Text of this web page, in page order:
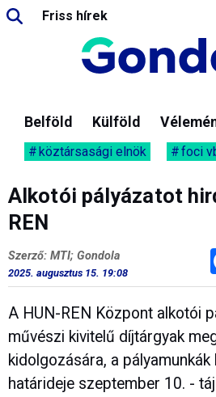
Friss hírek
Belföld Külföld
köztársasági elnök foci
Alkotói pályázatot
REN
Szerző: MTI; Gondola
2025. augusztus 15. 19:08
A HUN-REN Központ alkotói
művészi kivitelű díjtárgyak
kidolgozására, a pályamunkák
határideje szeptember 10. -